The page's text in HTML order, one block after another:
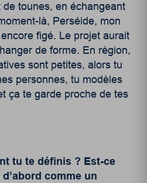
tounes, en échangeant
là, Perséide, mon
figé. Le projet aurait
de forme. En région,
sont petites, alors tu
personnes, tu modèles
ça te garde proche de tes
tu te définis ? Est-ce
comme un